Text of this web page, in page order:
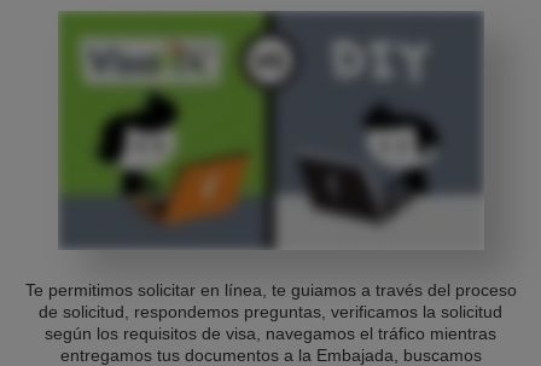
Te permitimos solicitar en línea, te guiamos a través del proceso
de solicitud, respondemos preguntas, verificamos la solicitud
según los requisitos de visa, navegamos el tráfico mientras
entregamos tus documentos a la Embajada, buscamos